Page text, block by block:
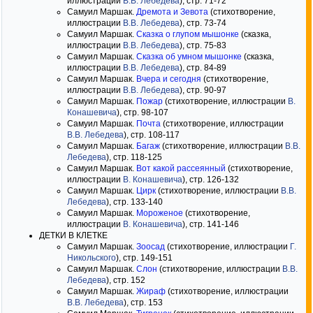
Самуил Маршак. Дремота и Зевота (стихотворение,
иллюстрации В.В. Лебедева), стр. 73-74
Самуил Маршак. Сказка о глупом мышонке (сказка,
иллюстрации В.В. Лебедева), стр. 75-83
Самуил Маршак. Сказка об умном мышонке (сказка,
иллюстрации В.В. Лебедева), стр. 84-89
Самуил Маршак. Вчера и сегодня (стихотворение,
иллюстрации В.В. Лебедева), стр. 90-97
Самуил Маршак. Пожар (стихотворение, иллюстрации В.
Конашевича), стр. 98-107
Самуил Маршак. Почта (стихотворение, иллюстрации
В.В. Лебедева), стр. 108-117
Самуил Маршак. Багаж (стихотворение, иллюстрации В.В.
Лебедева), стр. 118-125
Самуил Маршак. Вот какой рассеянный (стихотворение,
иллюстрации В. Конашевича), стр. 126-132
Самуил Маршак. Цирк (стихотворение, иллюстрации В.В.
Лебедева), стр. 133-140
Самуил Маршак. Мороженое (стихотворение,
иллюстрации В. Конашевича), стр. 141-146
ДЕТКИ В КЛЕТКЕ
Самуил Маршак. Зоосад (стихотворение, иллюстрации Г.
Никольского), стр. 149-151
Самуил Маршак. Слон (стихотворение, иллюстрации В.В.
Лебедева), стр. 152
Самуил Маршак. Жираф (стихотворение, иллюстрации
В.В. Лебедева), стр. 153